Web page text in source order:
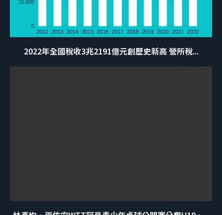
2022年全國稅收3兆2191億元創歷史新高 營所稅...